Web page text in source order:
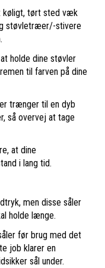
køligt, tørt sted væk
støvletræer/-stivere
holde dine støvler
til farven på dine
trænger til en dyb
så overvej at tage
at dine
i lang tid.
men disse såler
holde længe.
før brug med det
job klarer en
sål under.